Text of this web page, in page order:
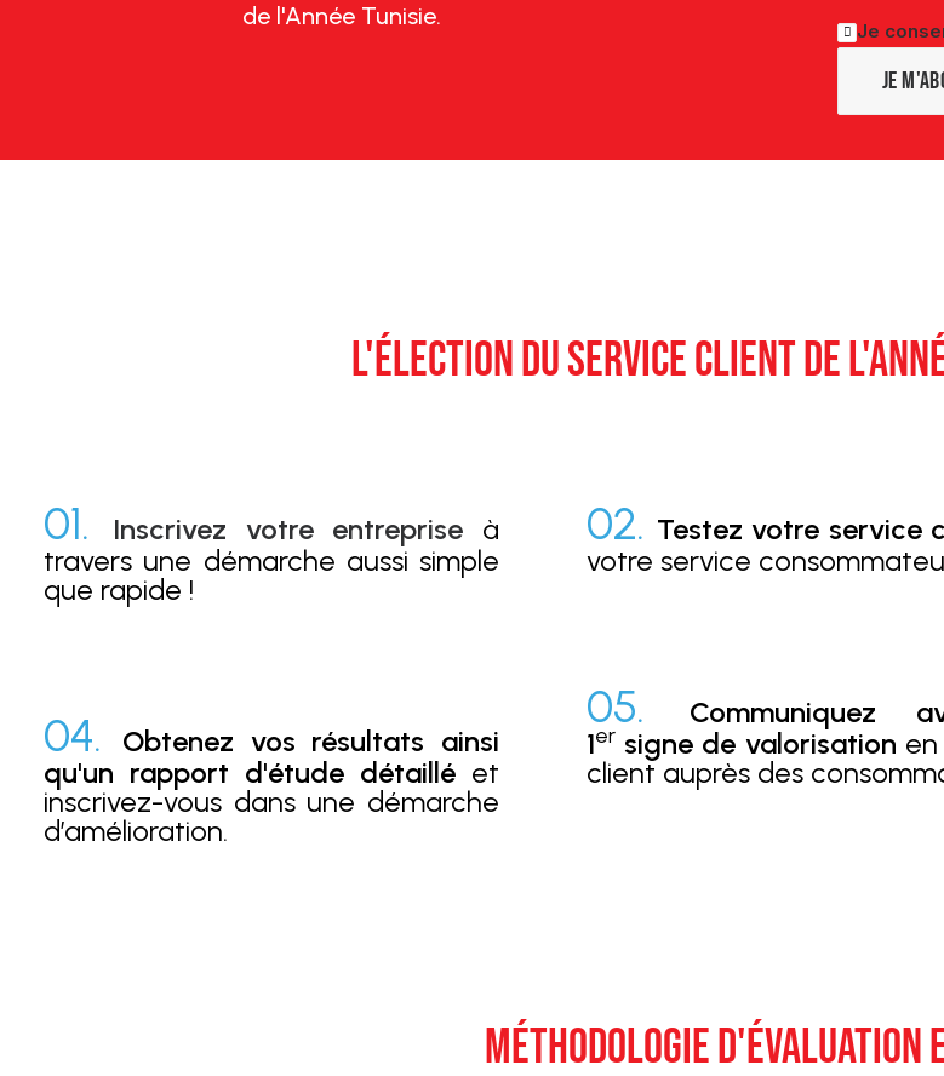
de l'Année Tunisie.
Je
L'ÉLECTION DU SERVICE CLIENT DE
01. Inscrivez votre entreprise à
travers une démarche aussi simple
que rapide !
04.
Obtenez vos résultats ainsi
qu'un rapport d'étude détaillé et
inscrivez-vous dans une démarche
d’amélioration.
02. Testez votre service
votre service
05.
Communiquez
1er signe de valorisation
client auprès des
MÉTHODOLOGIE D'ÉVALUATION